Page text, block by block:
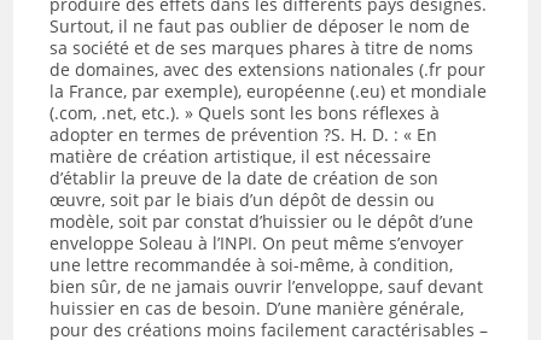
Surtout, il ne faut pas oublier de déposer le nom de
sa société et de ses marques phares à titre de noms
de domaines, avec des extensions nationales (.fr pour
la France, par exemple), européenne (.eu) et mondiale
(.com, .net, etc.). » Quels sont les bons réflexes à
adopter en termes de prévention ?S. H. D. : « En
matière de création artistique, il est nécessaire
d’établir la preuve de la date de création de son
œuvre, soit par le biais d’un dépôt de dessin ou
modèle, soit par constat d’huissier ou le dépôt d’une
enveloppe Soleau à l’INPI. On peut même s’envoyer
une lettre recommandée à soi-même, à condition,
bien sûr, de ne jamais ouvrir l’enveloppe, sauf devant
huissier en cas de besoin. D’une manière générale,
pour des créations moins facilement caractérisables –